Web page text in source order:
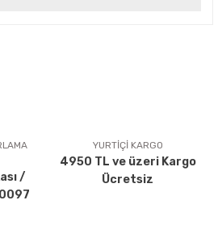
bilgiler bulunuyor.
bulunuyor.
daha pahalı.
olmalı.
/
YURTİÇİ KARGO
4950 TL ve üzeri Kargo
Ücretsiz